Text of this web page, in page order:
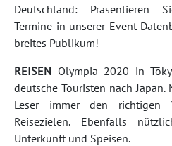
Deutschland: Präsentieren
Termine in unserer Event-
breites Publikum!
REISEN Olympia 2020 in
deutsche Touristen nach
Leser immer den richtigen
Reisezielen. Ebenfalls
Unterkunft und Speisen.